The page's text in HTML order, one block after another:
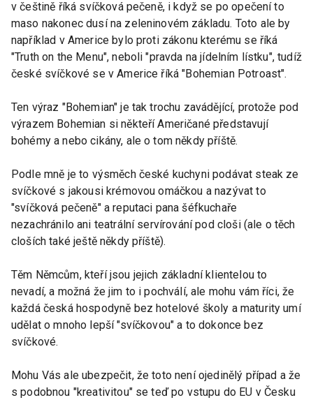
v češtině říká svíčková pečeně, i když se po opečení to
maso nakonec dusí na zeleninovém základu. Toto ale by
například v Americe bylo proti zákonu kterému se říká
"Truth on the Menu", neboli "pravda na jídelním lístku", tudíž
české svíčkové se v Americe říká "Bohemian Potroast".
Ten výraz "Bohemian" je tak trochu zavádějící, protože pod
výrazem Bohemian si někteří Američané představují
bohémy a nebo cikány, ale o tom někdy příště.
Podle mně je to výsměch české kuchyni podávat steak ze
svíčkové s jakousi krémovou omáčkou a nazývat to
"svíčková pečeně" a reputaci pana šéfkuchaře
nezachránilo ani teatrální servírování pod cloši (ale o těch
cloších také ještě někdy příště).
Těm Němcům, kteří jsou jejich základní klientelou to
nevadí, a možná že jim to i pochválí, ale mohu vám říci, že
každá česká hospodyně bez hotelové školy a maturity umí
udělat o mnoho lepší "svíčkovou" a to dokonce bez
svíčkové.
Mohu Vás ale ubezpečit, že toto není ojedinělý případ a že
s podobnou "kreativitou" se teď po vstupu do EU v Česku